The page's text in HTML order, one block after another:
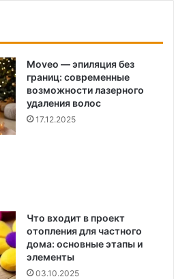
Moveo — эпиляция без
границ: современные
возможности лазерного
удаления волос
17.12.2025
Что входит в проект
отопления для частного
дома: основные этапы и
элементы
03.10.2025